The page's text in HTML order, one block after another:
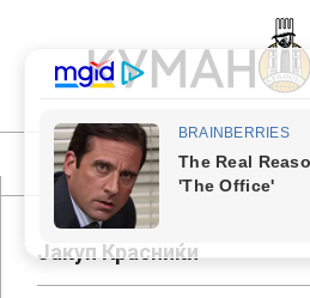
content
КУМАНОВСКИ
МУАБЕТИ
Primary
Navigation
Јакуп Красниќи